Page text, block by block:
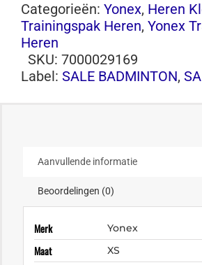
Categorieën: Yonex, Heren
Trainingspak Heren, Yonex
Heren
SKU: 7000029169
Label: SALE BADMINTON,
Aanvullende informatie
Beoordelingen (0)
Merk Yonex
Maat XS